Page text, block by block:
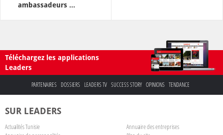
ambassadeurs ...
Téléchargez les applications
Leaders
PARTENAIRES DOSSIERS LEADERS TV SUCCESS STORY OPINIONS TENDANCE
SUR LEADERS
Actualités Tunisie
Annuaire des entreprises